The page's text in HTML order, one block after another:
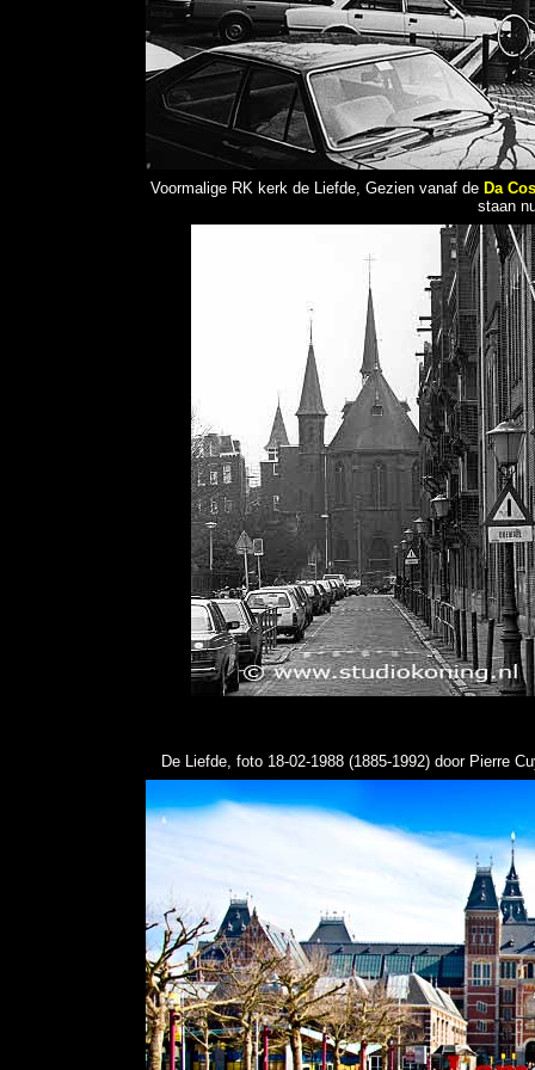
Voormalige RK kerk de Liefde, Gezien vanaf de Da
staan
De Liefde, foto 18-02-1988 (1885-1992) door Pierre